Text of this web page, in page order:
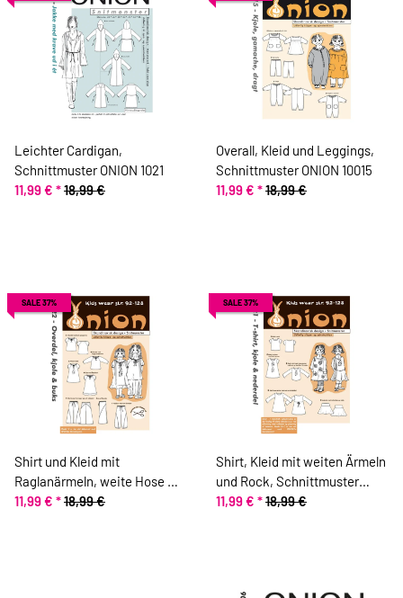
Leichter Cardigan,
Schnittmuster ONION 1021
11,99 € *18,99 €
Overall, Kleid und Leggings,
Schnittmuster ONION 10015
11,99 € *18,99 €
SALE 37%
Shirt und Kleid mit
Raglanärmeln, weite Hose mit
Teilungsnaht, Schnittmuster
11,99 € *18,99 €
SALE 37%
Shirt, Kleid mit weiten Ärmeln
und Rock, Schnittmuster
ONION 20021
11,99 € *18,99 €